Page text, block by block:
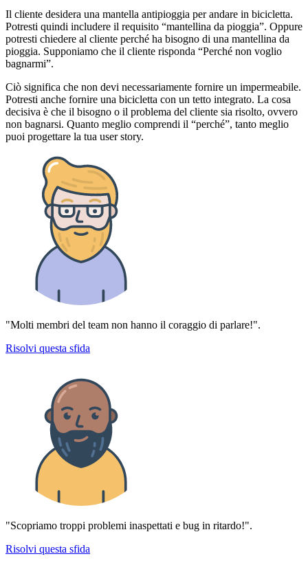
Il cliente desidera una mantella antipioggia per andare in bicicletta.
Potresti quindi includere il requisito “mantellina da pioggia”. Oppure
potresti chiedere al cliente perché ha bisogno di una mantellina da
pioggia. Supponiamo che il cliente risponda “Perché non voglio
bagnarmi”.
Ciò significa che non devi necessariamente fornire un impermeabile.
Potresti anche fornire una bicicletta con un tetto integrato. La cosa
decisiva è che il bisogno o il problema del cliente sia risolto, ovvero
non bagnarsi. Quanto meglio comprendi il “perché”, tanto meglio
puoi progettare la tua user story.
"Molti membri del team non hanno il coraggio di parlare!".
Risolvi questa sfida
"Scopriamo troppi problemi inaspettati e bug in ritardo!".
Risolvi questa sfida